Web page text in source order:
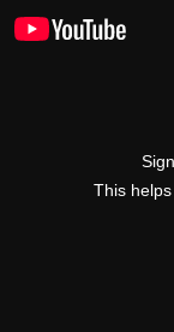
This